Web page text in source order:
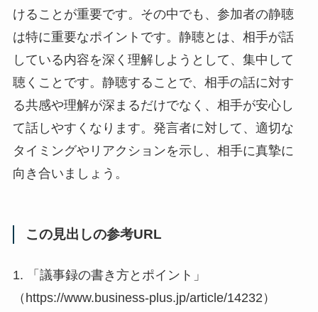
けることが重要です。その中でも、参加者の静聴
は特に重要なポイントです。静聴とは、相手が話
している内容を深く理解しようとして、集中して
聴くことです。静聴することで、相手の話に対す
る共感や理解が深まるだけでなく、相手が安心し
て話しやすくなります。発言者に対して、適切な
タイミングやリアクションを示し、相手に真摯に
向き合いましょう。
この見出しの参考URL
1. 「議事録の書き方とポイント」
（https://www.business-plus.jp/article/14232）